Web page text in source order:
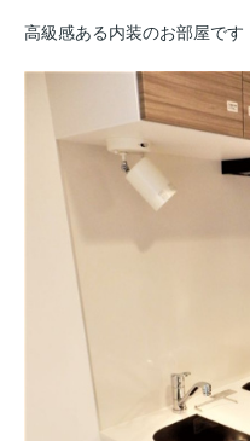
高級感ある内装のお部屋です